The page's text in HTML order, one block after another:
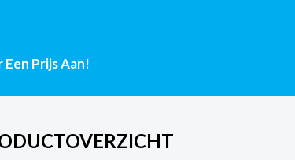
aantal
Een Prijs Aan!